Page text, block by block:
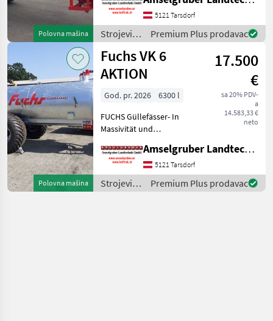
Polovna mašina
(Stärkste Materialstärken +
Beste Materialen und Beste
Komponenten der
führenden TOP Hersteller!)
Sei
5121 Tarsdorf
Strojevi
za
đubrenje,
gnojenje i
navodnjavanje
/ Fuchs
Premium Plus prodavac
Polovna mašina
Fuchs VK 6
AKTION
17.500
€
sa 20% PDV-
a
14.583,33 €
neto
God. pr. 2026
6300 l
FUCHS Güllefässer- In
Massivität und
(Stärkste Materialstärken +
Beste Materialen und Beste
Komponenten der
führenden TOP Hersteller!)
Amselgruber Landtechnik GmbH
5121 Tarsdorf
Strojevi
za
Premium Plus prodavac